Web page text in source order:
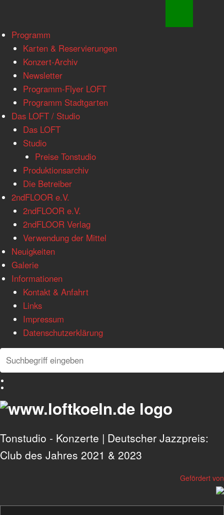
www.loftkoeln.de
navigation
Skip
content
Programm
Karten & Reservierungen
Konzert-Archiv
Newsletter
Programm-Flyer LOFT
Programm Stadtgarten
Das LOFT / Studio
Das LOFT
Studio
Preise Tonstudio
Produktionsarchiv
Die Betreiber
2ndFLOOR e.V.
2ndFLOOR e.V.
2ndFLOOR Verlag
Verwendung der Mittel
Neuigkeiten
Galerie
Informationen
Kontakt & Anfahrt
Links
Impressum
Datenschutzerklärung
Search
Search
Tonstudio - Konzerte | Deutscher Jazzpreis:
Club des Jahres 2021 & 2023
Gefördert von